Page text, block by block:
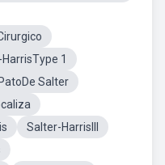
1
PatoDe Salter
Salter-HarrisIII